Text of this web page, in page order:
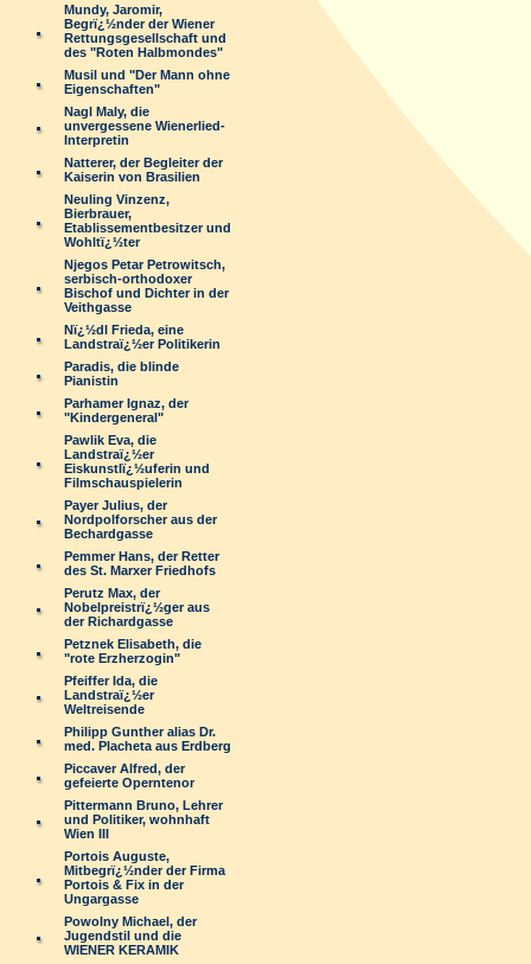
Mundy, Jaromir,
Begrï¿½nder der Wiener
Rettungsgesellschaft und
des "Roten Halbmondes"
Musil und "Der Mann ohne
Eigenschaften"
Nagl Maly, die
unvergessene Wienerlied-
Interpretin
Natterer, der Begleiter der
Kaiserin von Brasilien
Neuling Vinzenz,
Bierbrauer,
Etablissementbesitzer und
Wohltï¿½ter
Njegos Petar Petrowitsch,
serbisch-orthodoxer
Bischof und Dichter in der
Veithgasse
Nï¿½dl Frieda, eine
Landstraï¿½er Politikerin
Paradis, die blinde
Pianistin
Parhamer Ignaz, der
"Kindergeneral"
Pawlik Eva, die
Landstraï¿½er
Eiskunstlï¿½uferin und
Filmschauspielerin
Payer Julius, der
Nordpolforscher aus der
Bechardgasse
Pemmer Hans, der Retter
des St. Marxer Friedhofs
Perutz Max, der
Nobelpreistrï¿½ger aus
der Richardgasse
Petznek Elisabeth, die
"rote Erzherzogin"
Pfeiffer Ida, die
Landstraï¿½er
Weltreisende
Philipp Gunther alias Dr.
med. Placheta aus Erdberg
Piccaver Alfred, der
gefeierte Operntenor
Pittermann Bruno, Lehrer
und Politiker, wohnhaft
Wien III
Portois Auguste,
Mitbegrï¿½nder der Firma
Portois & Fix in der
Ungargasse
Powolny Michael, der
Jugendstil und die
WIENER KERAMIK